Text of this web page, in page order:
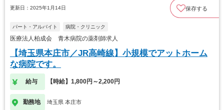
更新日：2025年1月14日 保存する
パート・アルバイト 病院・クリニック
医療法人柏成会 青木病院の薬剤師求人
【埼玉県本庄市／JR高崎線】小規模でアットホーム
な病院です。
給与 【時給】1,800円～2,200円
勤務地 埼玉県 本庄市